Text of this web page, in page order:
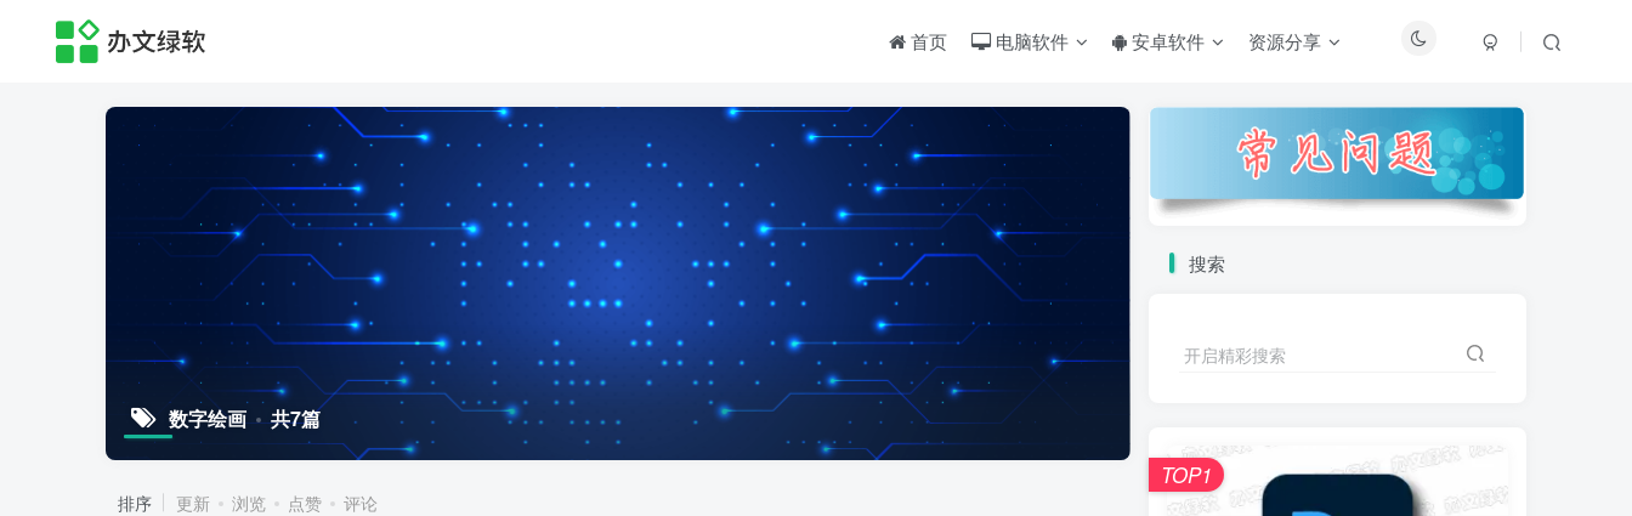
首页 电脑软件 安卓软件 资源分享
数字绘画 共7篇
排序 更新 浏览 点赞 评论
搜索
开启精彩搜索
TOP1